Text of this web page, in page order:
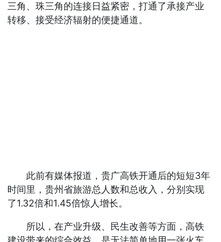
三角、珠三角的连接日益紧密，打通了承接产业
转移、接受经济辐射的便捷通道。
此前有媒体报道，贵广高铁开通后的短短3年
时间里，贵州省旅游总人数和总收入，分别实现
了1.32倍和1.45倍惊人增长。
所以，在产业升级、民生改善等方面，高铁